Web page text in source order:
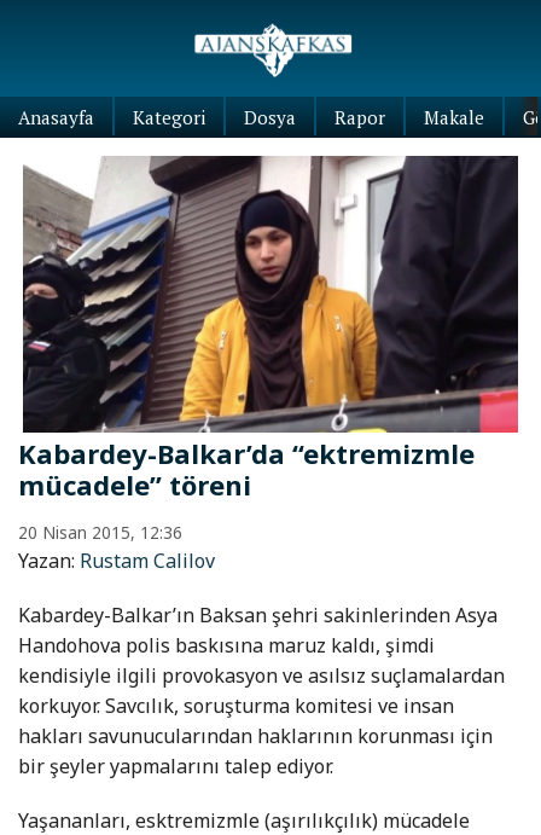
Anasayfa Kategori Dosya Rapor Makale
Kabardey-Balkar’da “ektremizmle
mücadele” töreni
20 Nisan 2015, 12:36
Yazan: Rustam Calilov
Kabardey-Balkar’ın Baksan şehri sakinlerinden Asya
Handohova polis baskısına maruz kaldı, şimdi
kendisiyle ilgili provokasyon ve asılsız suçlamalardan
korkuyor. Savcılık, soruşturma komitesi ve insan
hakları savunucularından haklarının korunması için
bir şeyler yapmalarını talep ediyor.
Yaşananları, esktremizmle (aşırılıkçılık) mücadele